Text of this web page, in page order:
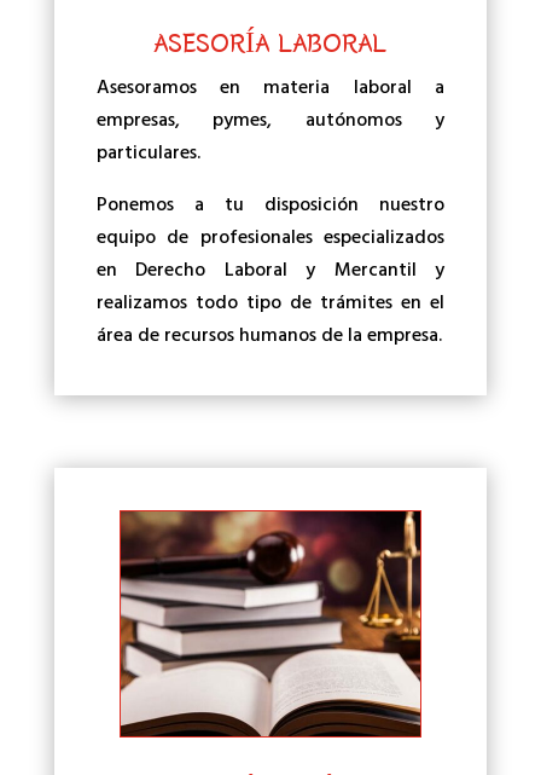
ASESORÍA LABORAL
Asesoramos en materia laboral a
empresas, pymes, autónomos y
particulares.
Ponemos a tu disposición nuestro
equipo de profesionales especializados
en Derecho Laboral y Mercantil y
realizamos todo tipo de trámites en el
área de recursos humanos de la empresa.